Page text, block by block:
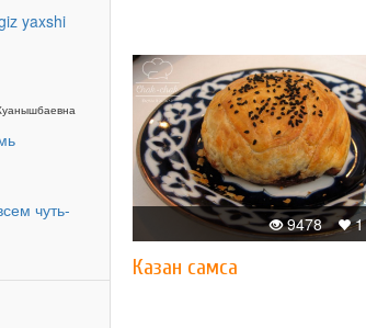
yaxshi
чуть-
1
9478
Казан самса